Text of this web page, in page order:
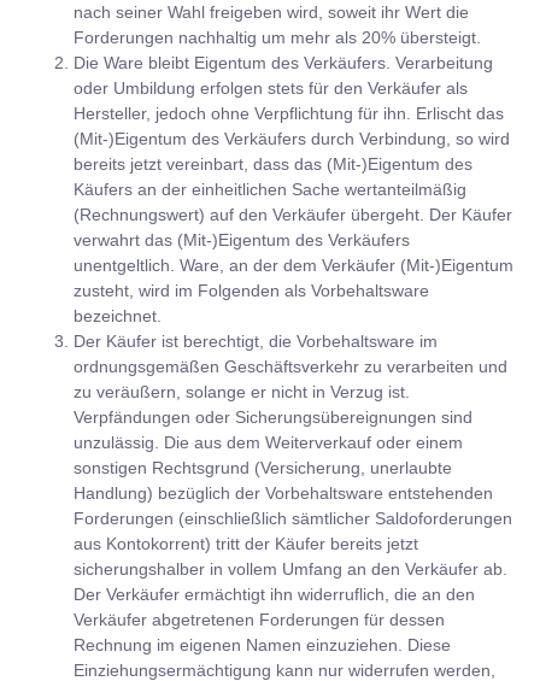
nach seiner Wahl freigeben wird, soweit ihr Wert die
Forderungen nachhaltig um mehr als 20% übersteigt.
Die Ware bleibt Eigentum des Verkäufers. Verarbeitung
oder Umbildung erfolgen stets für den Verkäufer als
Hersteller, jedoch ohne Verpflichtung für ihn. Erlischt das
(Mit-)Eigentum des Verkäufers durch Verbindung, so wird
bereits jetzt vereinbart, dass das (Mit-)Eigentum des
Käufers an der einheitlichen Sache wertanteilmäßig
(Rechnungswert) auf den Verkäufer übergeht. Der Käufer
verwahrt das (Mit-)Eigentum des Verkäufers
unentgeltlich. Ware, an der dem Verkäufer (Mit-)Eigentum
zusteht, wird im Folgenden als Vorbehaltsware
bezeichnet.
Der Käufer ist berechtigt, die Vorbehaltsware im
ordnungsgemäßen Geschäftsverkehr zu verarbeiten und
zu veräußern, solange er nicht in Verzug ist.
Verpfändungen oder Sicherungsübereignungen sind
unzulässig. Die aus dem Weiterverkauf oder einem
sonstigen Rechtsgrund (Versicherung, unerlaubte
Handlung) bezüglich der Vorbehaltsware entstehenden
Forderungen (einschließlich sämtlicher Saldoforderungen
aus Kontokorrent) tritt der Käufer bereits jetzt
sicherungshalber in vollem Umfang an den Verkäufer ab.
Der Verkäufer ermächtigt ihn widerruflich, die an den
Verkäufer abgetretenen Forderungen für dessen
Rechnung im eigenen Namen einzuziehen. Diese
Einziehungsermächtigung kann nur widerrufen werden,